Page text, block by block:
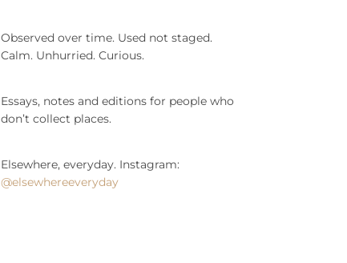
Observed over time. Used not staged.
Calm. Unhurried. Curious.
Essays, notes and editions for people who
don’t collect places.
Elsewhere, everyday. Instagram:
@elsewhereeveryday